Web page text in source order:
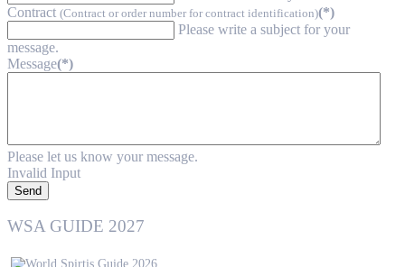
Contract (Contract or order number for contract identification)(*)
Please write a subject for your
message.
Message(*)
Please let us know your message.
Invalid Input
Send
WSA GUIDE 2027